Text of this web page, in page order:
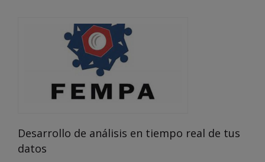
Desarrollo de análisis en tiempo real de tus
datos